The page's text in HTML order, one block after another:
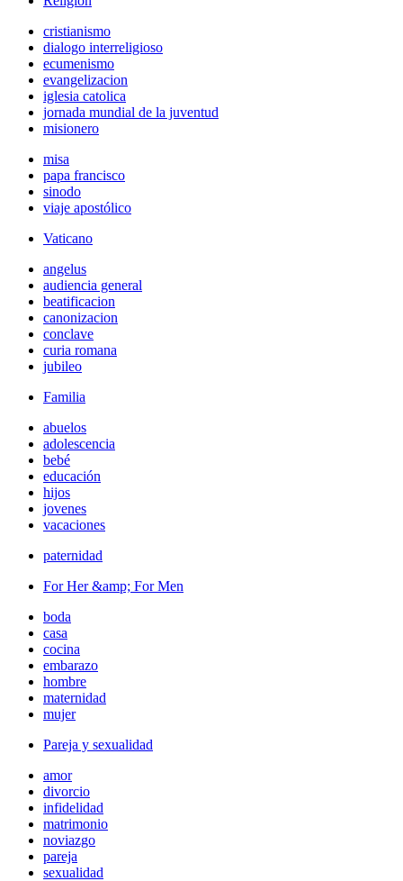
cristianismo
dialogo interreligioso
ecumenismo
evangelizacion
iglesia catolica
jornada mundial de la juventud
misionero
misa
papa francisco
sinodo
viaje apostólico
Vaticano
angelus
audiencia general
beatificacion
canonizacion
conclave
curia romana
jubileo
Familia
abuelos
adolescencia
bebé
educación
hijos
jovenes
vacaciones
paternidad
For Her &amp; For Men
boda
casa
cocina
embarazo
hombre
maternidad
mujer
Pareja y sexualidad
amor
divorcio
infidelidad
matrimonio
noviazgo
pareja
sexualidad